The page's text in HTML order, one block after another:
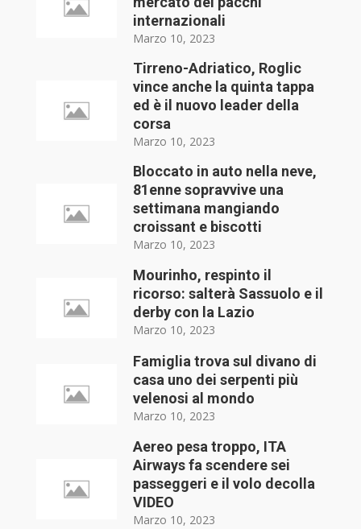
internazionali
Marzo 10, 2023
Tirreno-Adriatico, Roglic
vince anche la quinta tappa
ed è il nuovo leader della
corsa
Marzo 10, 2023
Bloccato in auto nella neve,
81enne sopravvive una
settimana mangiando
croissant e biscotti
Marzo 10, 2023
Mourinho, respinto il
ricorso: salterà Sassuolo e il
derby con la Lazio
Marzo 10, 2023
Famiglia trova sul divano di
casa uno dei serpenti più
velenosi al mondo
Marzo 10, 2023
Aereo pesa troppo, ITA
Airways fa scendere sei
passeggeri e il volo decolla
VIDEO
Marzo 10, 2023